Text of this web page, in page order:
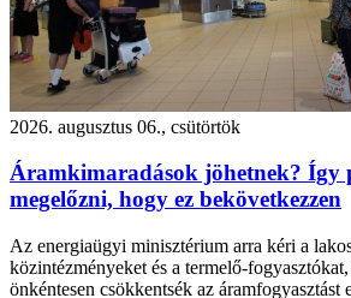
2026. augusztus 06., csütörtök
Áramkimaradások jöhetnek? Így
megelőzni, hogy ez bekövetkezzen
Az energiaügyi minisztérium arra kéri a
közintézményeket és a termelő-
önkéntesen csökkentsék az áramfogyasztást